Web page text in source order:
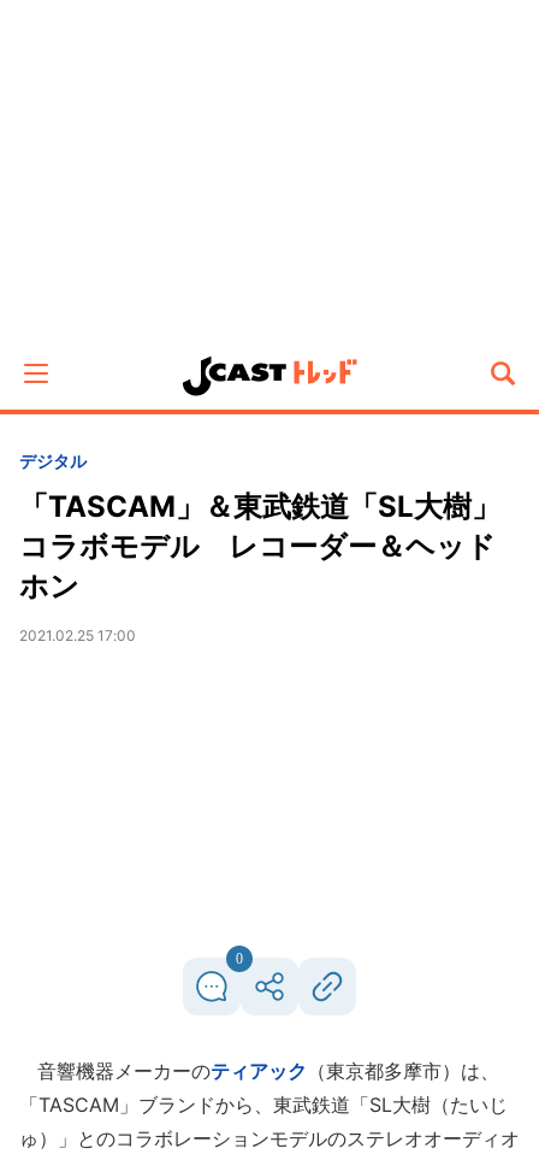
デジタル
「TASCAM」＆東武鉄道「SL大樹」
コラボモデル レコーダー＆ヘッド
ホン
2021.02.25 17:00
0
音響機器メーカーのティアック （東京都多摩市）は、
「TASCAM」ブランドから、東武鉄道「SL大樹（たいじ
ゅ）」とのコラボレーションモデルのステレオオーディオ